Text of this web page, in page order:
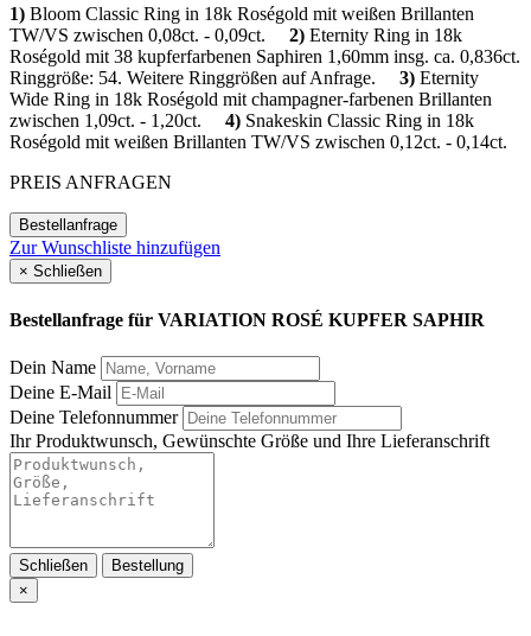
1) Bloom Classic Ring in 18k Roségold mit weißen Brillanten
TW/VS zwischen 0,08ct. - 0,09ct. 2) Eternity Ring in 18k
Roségold mit 38 kupferfarbenen Saphiren 1,60mm insg. ca. 0,836ct.
Ringgröße: 54. Weitere Ringgrößen auf Anfrage. 3) Eternity
Wide Ring in 18k Roségold mit champagner-farbenen Brillanten
zwischen 1,09ct. - 1,20ct. 4) Snakeskin Classic Ring in 18k
Roségold mit weißen Brillanten TW/VS zwischen 0,12ct. - 0,14ct.
PREIS ANFRAGEN
Bestellanfrage
Zur Wunschliste hinzufügen
× Schließen
Bestellanfrage für VARIATION ROSÉ KUPFER SAPHIR
Dein Name
Deine E-Mail
Deine Telefonnummer
Ihr Produktwunsch, Gewünschte Größe und Ihre Lieferanschrift
Schließen
Bestellung
×